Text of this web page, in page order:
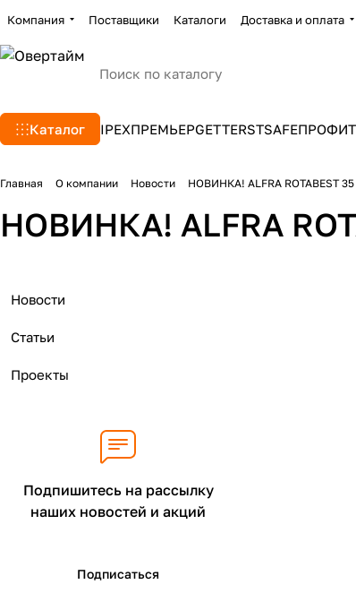
Компания Поставщики Каталоги Доставка и оплата
Каталог IPEXПРЕМЬЕРGETTERSTSAFE
Главная О компании Новости НОВИНКА! ALFRA ROTABEST 35
НОВИНКА! ALFRA
Новости
Статьи
Проекты
Подпишитесь на рассылку
наших новостей и акций
Подписаться